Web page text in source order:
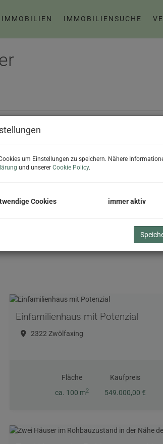
IMMOBILIEN IMMOBILIENSUCHE
Einfamilienhaus mit Potenzial
2322 Zwölfaxing
Fläche
ca. 100 m2
Kaufpreis
549.000,00 €
um Einstellungen zu speichern. Nähere
und unserer Cookie Policy.
Cookies immer aktiv